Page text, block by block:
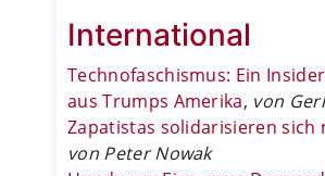
International
Technofaschismus: Ein
aus Trumps Amerika, von
Zapatistas solidarisieren sich
von Peter Nowak